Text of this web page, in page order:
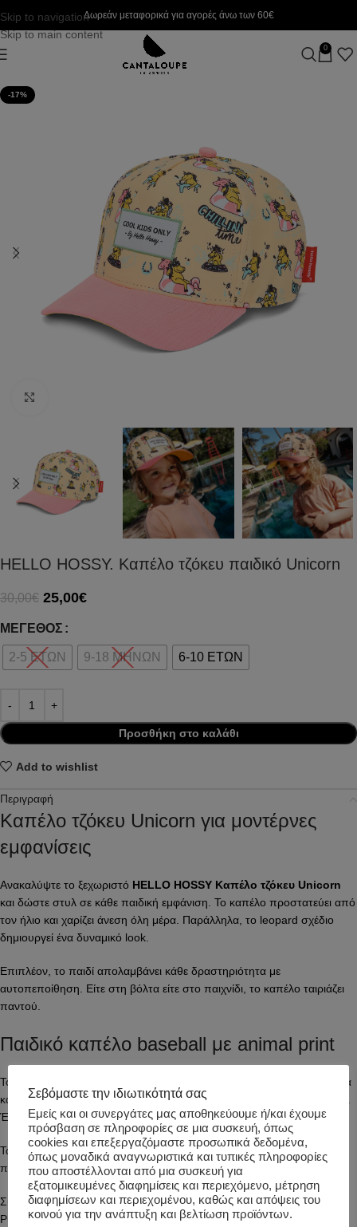
Skip to navigation
Skip to main content
Δωρεάν μεταφορικά για αγορές άνω των 60€
0
-17%
HELLO HOSSY. Καπέλο τζόκευ παιδικό Unicorn
30,00€ 25,00€
ΜΈΓΕΘΟΣ
2-5 ΕΤΩΝ 9-18 ΜΗΝΩΝ 6-10 ΕΤΩΝ
Προσθήκη στο καλάθι
Add to wishlist
Περιγραφή
Καπέλο τζόκευ Unicorn για μοντέρνες
εμφανίσεις
Ανακαλύψτε το ξεχωριστό HELLO HOSSY Καπέλο τζόκευ Unicorn
και δώστε στυλ σε κάθε παιδική εμφάνιση. Το καπέλο προστατεύει από
τον ήλιο και χαρίζει άνεση όλη μέρα. Παράλληλα, το leopard σχέδιο
δημιουργεί ένα δυναμικό look.
Επιπλέον, το παιδί απολαμβάνει κάθε δραστηριότητα με
αυτοπεποίθηση. Είτε στη βόλτα είτε στο παιχνίδι, το καπέλο ταιριάζει
παντού.
Παιδικό καπέλο baseball με animal print
Το
προσφέρει πρακτικότητα
και σταθερή εφαρμογή. Διαθέτει ρυθμιζόμενο λουράκι στο πίσω μέρος.
Έτσι, εφαρμόζει εύκολα σε κάθε κεφάλι.
Ταυτόχρονα, η σύνθεση σέβεται το περιβάλλον. Το καπέλο συνδυάζει
ποιότητα και αντοχή.
Σύνθεση: 100% οργανικό βαμβάκι.
Ρυθμιζόμενο λουράκι για σωστή εφαρμογή
Σεβόμαστε την ιδιωτικότητά σας
Εμείς και οι συνεργάτες μας αποθηκεύουμε ή/και έχουμε
πρόσβαση σε πληροφορίες σε μια συσκευή, όπως
cookies και επεξεργαζόμαστε προσωπικά δεδομένα,
όπως μοναδικά αναγνωριστικά και τυπικές πληροφορίες
που αποστέλλονται από μια συσκευή για
εξατομικευμένες διαφημίσεις και περιεχόμενο, μέτρηση
διαφημίσεων και περιεχομένου, καθώς και απόψεις του
κοινού για την ανάπτυξη και βελτίωση προϊόντων.